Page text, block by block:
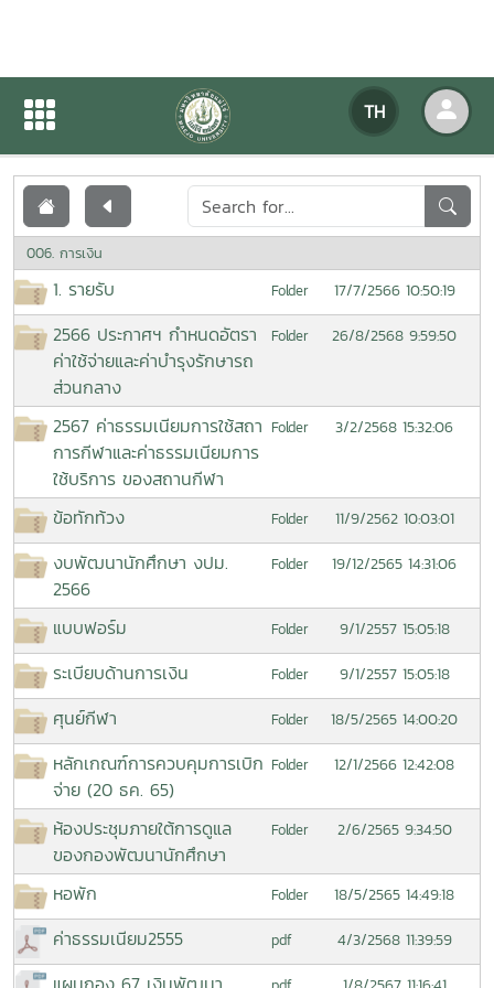
TH
เอกสารเผยแพร่
006. การเงิน
1. รายรับ Folder 17/7/2566 10:50:19
2566 ประกาศฯ กำหนดอัตรา
ค่าใช้จ่ายและค่าบำรุงรักษารถ
ส่วนกลาง
Folder 26/8/2568 9:59:50
2567 ค่าธรรมเนียมการใช้สถา
การกีฬาและค่าธรรมเนียมการ
ใช้บริการ ของสถานกีฬา
Folder 3/2/2568 15:32:06
ข้อทักท้วง Folder 11/9/2562 10:03:01
งบพัฒนานักศึกษา งปม.
2566
Folder 19/12/2565 14:31:06
แบบฟอร์ม Folder 9/1/2557 15:05:18
ระเบียบด้านการเงิน Folder 9/1/2557 15:05:18
ศุนย์กีฬา Folder 18/5/2565 14:00:20
หลักเกณฑ์การควบคุมการเบิก
จ่าย (20 ธค. 65)
Folder 12/1/2566 12:42:08
ห้องประชุมภายใต้การดูแล
ของกองพัฒนานักศึกษา
Folder 2/6/2565 9:34:50
หอพัก Folder 18/5/2565 14:49:18
ค่าธรรมเนียม2555 pdf 4/3/2568 11:39:59